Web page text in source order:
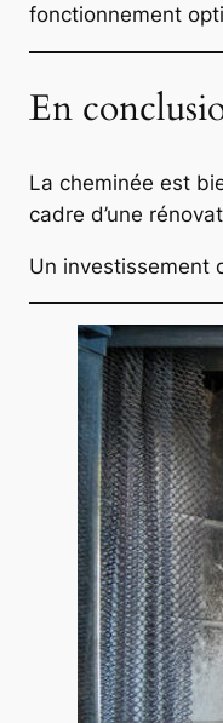
fonctionnement
En
La cheminée est
cadre d’une
Un investissement